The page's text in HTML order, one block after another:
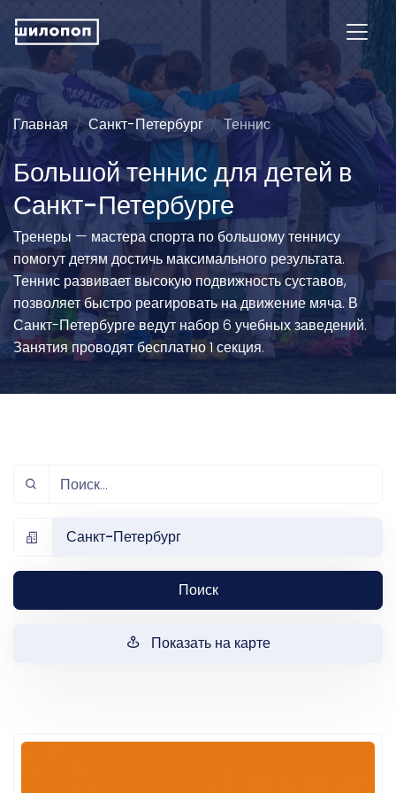
Главная Санкт-Петербург Теннис
Большой теннис для детей в
Санкт-Петербурге
Тренеры — мастера спорта по большому теннису
помогут детям достичь максимального результата.
Теннис развивает высокую подвижность суставов,
позволяет быстро реагировать на движение мяча. В
Санкт-Петербурге ведут набор 6 учебных заведений.
Занятия проводят бесплатно 1 секция.
Санкт-Петербург
Поиск
Показать на карте